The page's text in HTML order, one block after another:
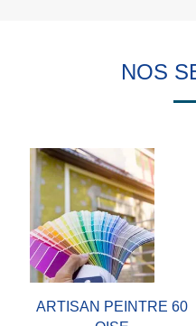
NOS
ARTISAN PEINTRE 60